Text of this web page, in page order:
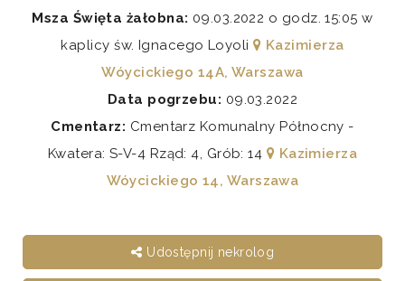
Msza Święta żałobna: 09.03.2022 o godz. 15:05 w
kaplicy św. Ignacego Loyoli
Kazimierza
Wóycickiego 14A, Warszawa
Data pogrzebu: 09.03.2022
Cmentarz: Cmentarz Komunalny Północny -
Kwatera: S-V-4 Rząd: 4, Grób: 14
Kazimierza
Wóycickiego 14, Warszawa
Udostępnij nekrolog